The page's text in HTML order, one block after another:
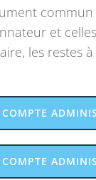
et
les restes
COMPTE
COMPTE